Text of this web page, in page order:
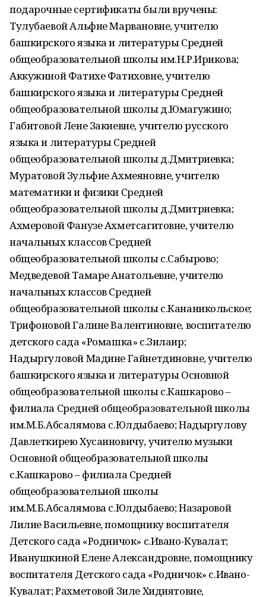
подарочные сертификаты были вручены:
Тулубаевой Альфие Марвановне, учителю
башкирского языка и литературы Средней
общеобразовательной школы им.Н.Р.Ирикова;
Аккужиной Фатихе Фатиховне, учителю
башкирского языка и литературы Средней
общеобразовательной школы д.Юмагужино;
Габитовой Лене Закиевне, учителю русского
языка и литературы Средней
общеобразовательной школы д.Дмитриевка;
Муратовой Зульфие Ахмеяновне, учителю
математики и физики Средней
общеобразовательной школы д.Дмитриевка;
Ахмеровой Фанузе Ахметсагитовне, учителю
начальных классов Средней
общеобразовательной школы с.Сабырово;
Медведевой Тамаре Анатольевне, учителю
начальных классов Средней
общеобразовательной школы с.Кананикольское;
Трифоновой Галине Валентиновне, воспитателю
детского сада «Ромашка» с.Зилаир;
Надыргуловой Мадине Гайнетдиновне, учителю
башкирского языка и литературы Основной
общеобразовательной школы с.Кашкарово –
филиала Средней общеобразовательной школы
им.М.Б.Абсалямова с.Юлдыбаево; Надыргулову
Давлеткирею Хусаиновичу, учителю музыки
Основной общеобразовательной школы
с.Кашкарово – филиала Средней
общеобразовательной школы
им.М.Б.Абсалямова с.Юлдыбаево; Назаровой
Лилие Васильевне, помощнику воспитателя
Детского сада «Родничок» с.Ивано-Кувалат;
Иванушкиной Елене Александровне, помощнику
воспитателя Детского сада «Родничок» с.Ивано-
Кувалат; Рахметовой Зиле Хидиятовне,